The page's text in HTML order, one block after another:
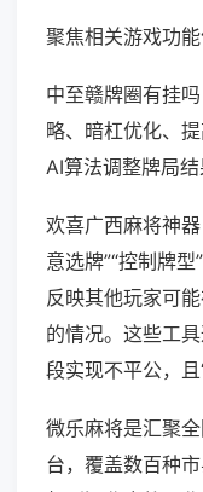
聚焦相关游戏功能
中至赣牌圈有挂
略、暗杠优化、
AI算法调整牌局结
欢喜广西麻将神
意选牌”“控制牌
反映其他玩家可
的情况。这些工
段实现不平公，且
微乐麻将是汇聚
台，覆盖数百种